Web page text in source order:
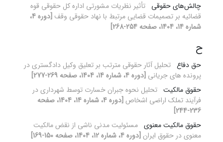
چالش‌های حقوقی تأثیر نظریات مشورتی اداره کل حقوقی قوه
قضائیه بر تصمیمات قضایی مرتبط با نهاد حقوقی وقف
[دوره 4،
شماره 14، 1404، صفحه 254-268]
ح
حق دفاع تحلیل آثار حقوقی مترتب بر تعلیق وکیل دادگستری در
پرونده های جریانی [دوره 4، شماره 14، 1404، صفحه 269-277]
حقوق مالکیت تحلیل نحوه جبران خسارت توسط شهرداری در
فرآیند تملک اراضی اشخاص
[دوره 4، شماره 14، 1404، صفحه
236-244]
حقوق مالکیت معنوی مسئولیت مدنی ناشی از نقض مالکیت
معنوی در حقوق ایران [دوره 4، شماره 12، 1404، صفحه 150-169]